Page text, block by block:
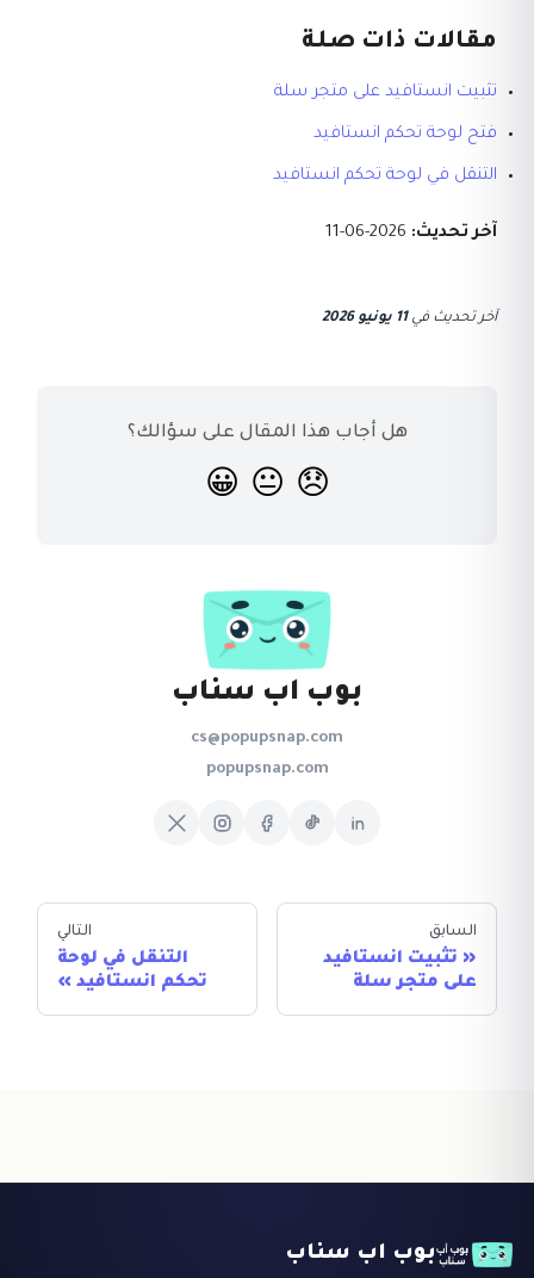
مقالات ذات صلة
تثبيت انستافيد على متجر سلة
فتح لوحة تحكم انستافيد
التنقل في لوحة تحكم انستافيد
آخر تحديث:
آخر تحديث في11 يونيو 2026
هل أجاب هذا المقال على سؤالك؟
😞
😐
😀
بوب اب سناب
cs@popupsnap.com
popupsnap.com
السابق
تثبيت انستافيد
على متجر سلة
التالي
التنقل في لوحة
تحكم انستافيد
بوب اب سناب